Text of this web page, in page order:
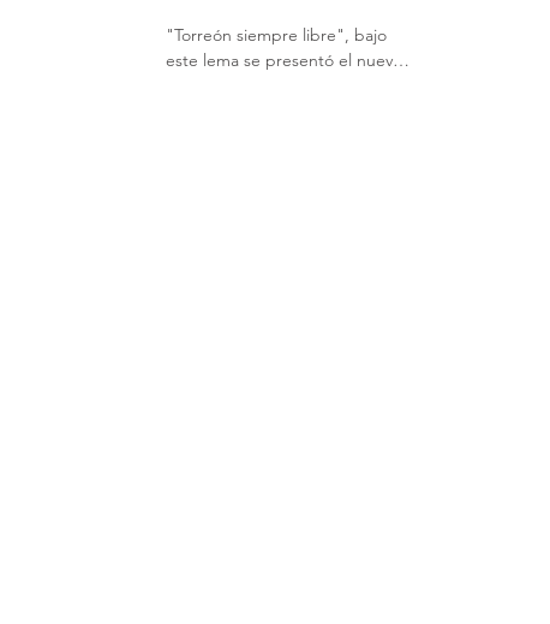
"Torreón siempre libre", bajo
este lema se presentó el nuevo